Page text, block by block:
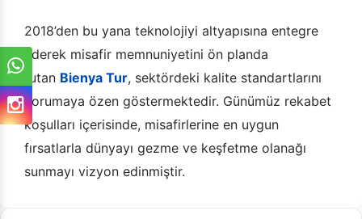
ÇEREZ KULLANIM AYARLARINIZ
2018’den bu yana teknolojiyi altyapısına entegre
ederek misafir memnuniyetini ön planda
tutan Bienya Tur, sektördeki kalite standartlarını
korumaya özen göstermektedir. Günümüz rekabet
koşulları içerisinde, misafirlerine en uygun
fırsatlarla dünyayı gezme ve keşfetme olanağı
sunmayı vizyon edinmiştir.